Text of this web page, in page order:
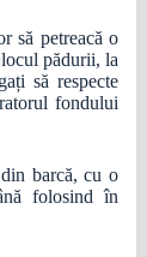
să petreacă o
pădurii, la
să respecte
fondului
barcă, cu o
folosind în